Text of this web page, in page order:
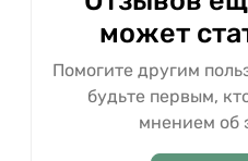
может
Помогите другим
будьте первым,
мнением об